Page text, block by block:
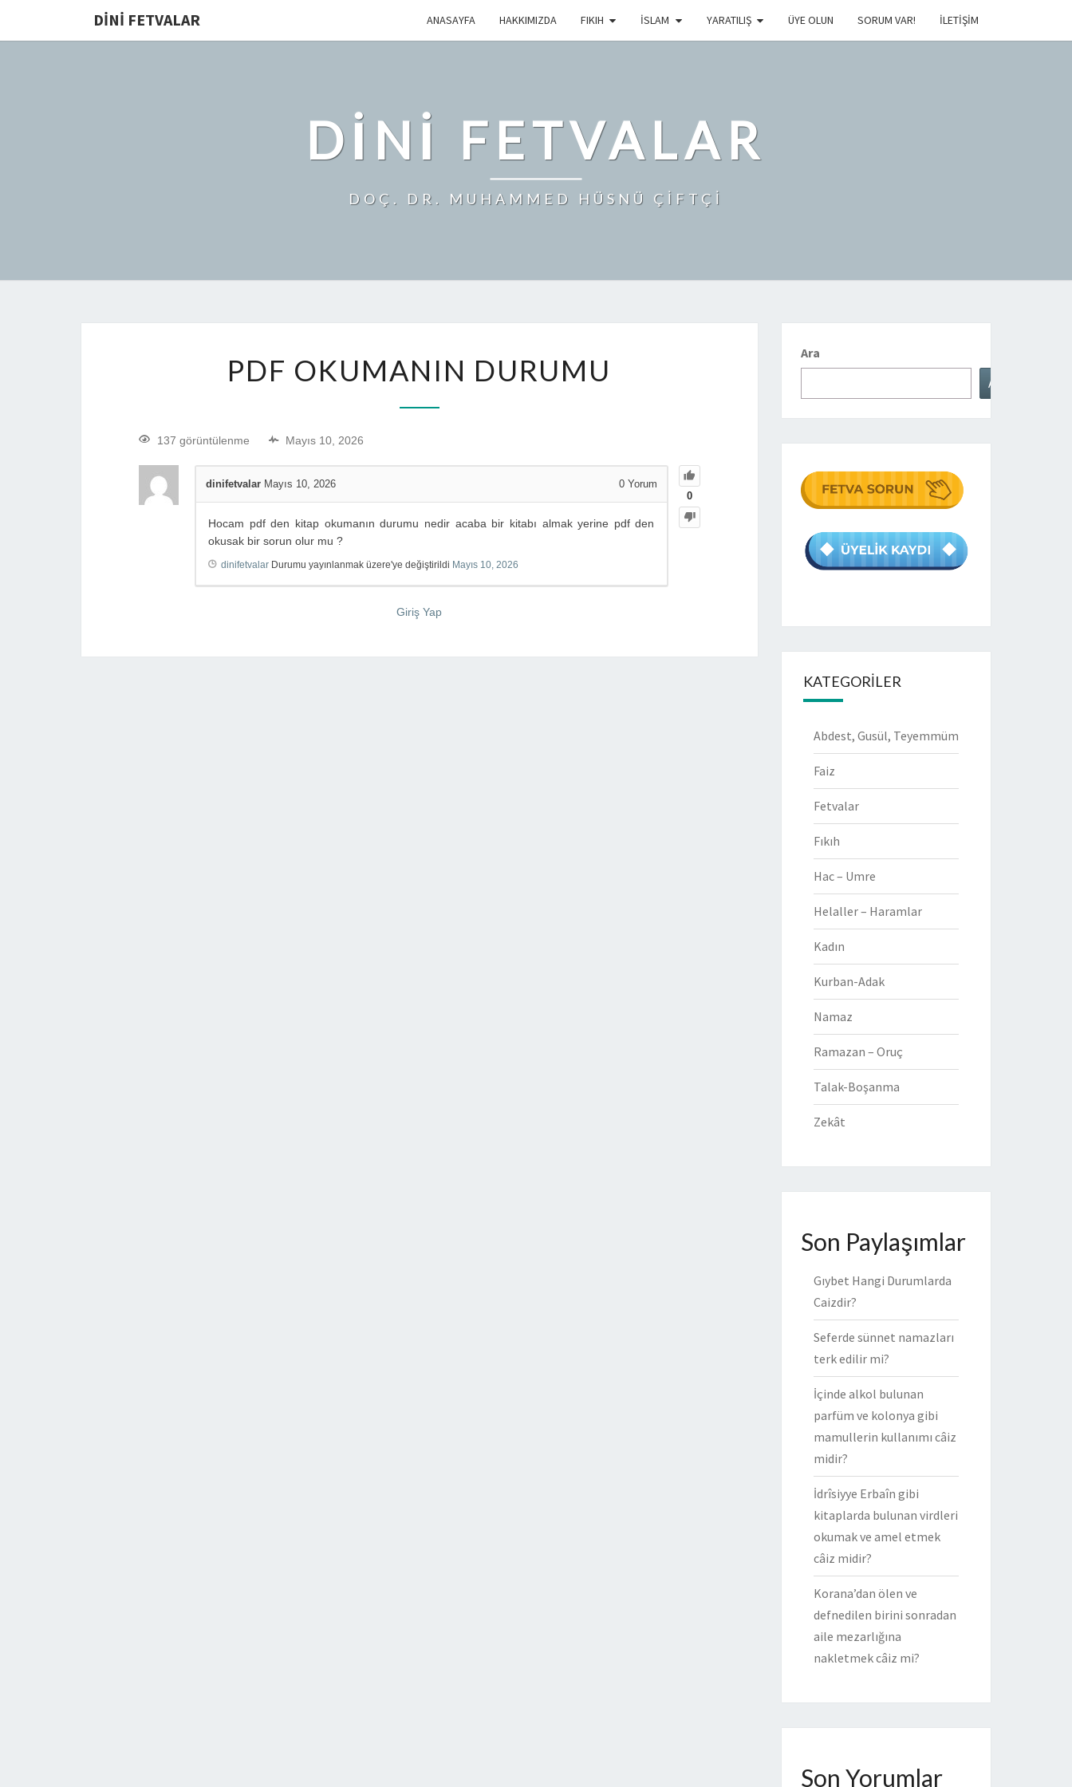
DINI FETVALAR ANASAYFA HAKKIMIZDA FIKIH İSLAM YARATILIŞ ÜYE OLUN SORUM VAR! İLETIŞIM
DINI FETVALAR
DOÇ. DR. MUHAMMED HÜSNÜ ÇİFTÇİ
PDF OKUMANIN DURUMU
137 görüntülenme Mayıs 10, 2026
0
dinifetvalar Mayıs 10, 2026 0Yorum
Hocam pdf den kitap okumanın durumu nedir acaba bir kitabı almak yerine pdf den
okusak bir sorun olur mu ?
dinifetvalar Durumu yayınlanmak üzere'ye değiştirildi Mayıs 10, 2026
Giriş Yap
Ara
Ara
KATEGORILER
Abdest, Gusül, Teyemmüm
Faiz
Fetvalar
Fıkıh
Hac – Umre
Helaller – Haramlar
Kadın
Kurban-Adak
Namaz
Ramazan – Oruç
Talak-Boşanma
Zekât
Son Paylaşımlar
Gıybet Hangi Durumlarda
Caizdir?
Seferde sünnet namazları
terk edilir mi?
İçinde alkol bulunan
parfüm ve kolonya gibi
mamullerin kullanımı câiz
midir?
İdrîsiyye Erbaîn gibi
kitaplarda bulunan virdleri
okumak ve amel etmek
câiz midir?
Korana’dan ölen ve
defnedilen birini sonradan
aile mezarlığına
nakletmek câiz mi?
Son Yorumlar